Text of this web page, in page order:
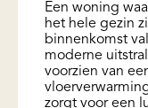
Een woning
het hele gezin
binnenkomst
moderne
voorzien van
zorgt voor een